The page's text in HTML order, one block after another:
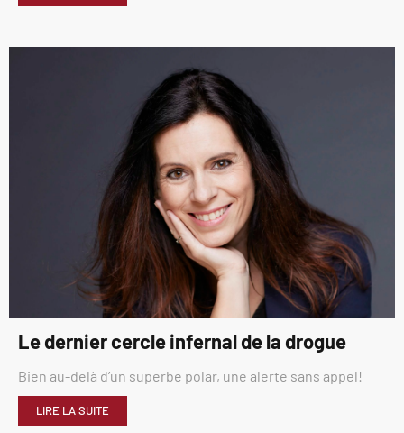
Le dernier cercle infernal de la drogue
Bien au-delà d’un superbe polar, une alerte sans appel!
LIRE LA SUITE